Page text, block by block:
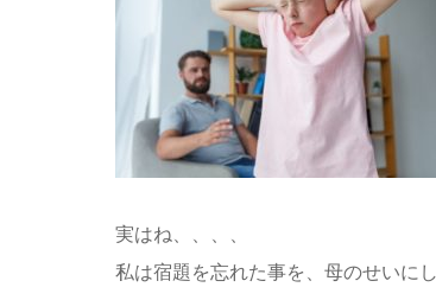
実はね、、、、
私は宿題を忘れた事を、母のせいに